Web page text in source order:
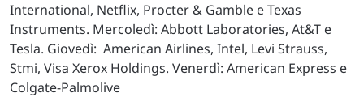
International, Netflix, Procter & Gamble e Texas
Instruments. Mercoledì: Abbott Laboratories, At&T e
Tesla. Giovedì: American Airlines, Intel, Levi Strauss,
Stmi, Visa Xerox Holdings. Venerdì: American Express e
Colgate-Palmolive